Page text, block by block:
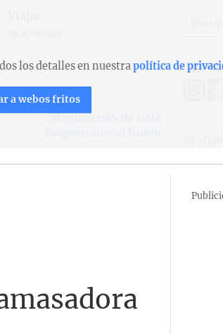
Magdalenas de nata
los detalles en nuestrapolítica de
a webos fritos